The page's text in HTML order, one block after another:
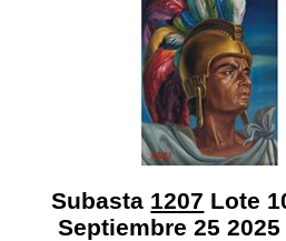
Subasta 1207 Lote
Septiembre 25 2025